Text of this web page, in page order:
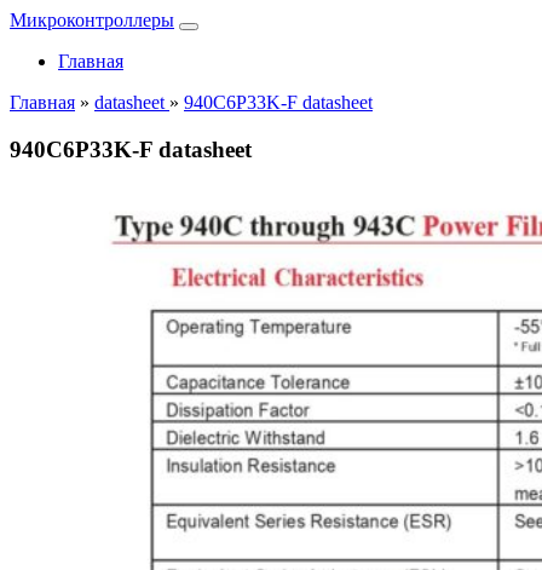
Микроконтроллеры
Главная
Главная » datasheet » 940C6P33K-F datasheet
940C6P33K-F datasheet